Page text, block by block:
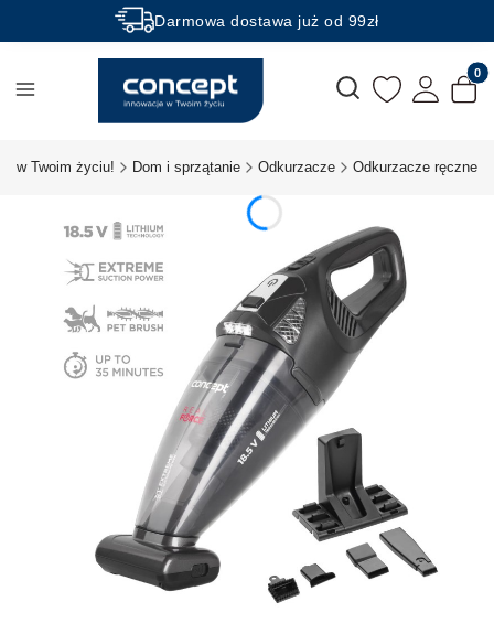
Darmowa dostawa już od 99zł
Rabaty -50% na wybrane produkty
Otwórz wyszukiwarkę
w Twoim życiu! Dom i sprzątanie Odkurzacze Odkurzacze ręczne